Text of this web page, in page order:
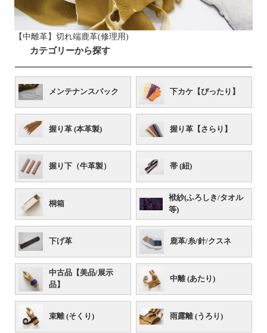
【中離革】切れ端鹿革(修理用)
カテゴリーから探す
メンテナンスパック 下カケ【ぴったり】
握り革 (本革製) 握り革【さらり】
握り下（牛革製） 帯 (紐)
桐箱
袱紗(ふろしき/タオル
等)
下げ革 鹿革/糸/針/クスネ
中古品【美品/展示
品】
中離 (あたり)
束離 (そくり) 雨露離 (うろり)